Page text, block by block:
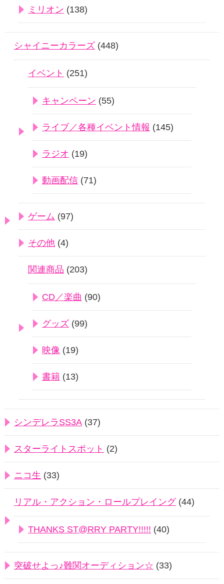
ミリオン (138)
シャイニーカラーズ (448)
イベント (251)
キャンペーン (55)
ライブ／各種イベント情報 (145)
ラジオ (19)
動画配信 (71)
ゲーム (97)
その他 (4)
関連商品 (203)
CD／楽曲 (90)
グッズ (99)
映像 (19)
書籍 (13)
シンデレラSS3A (37)
スターライトスポット (2)
ニコ生 (33)
リアル・アクション・ロールプレイング(44)
THANKS ST@RRY PARTY!!!!! (40)
突破せよっ♪難関オーディション☆ (33)